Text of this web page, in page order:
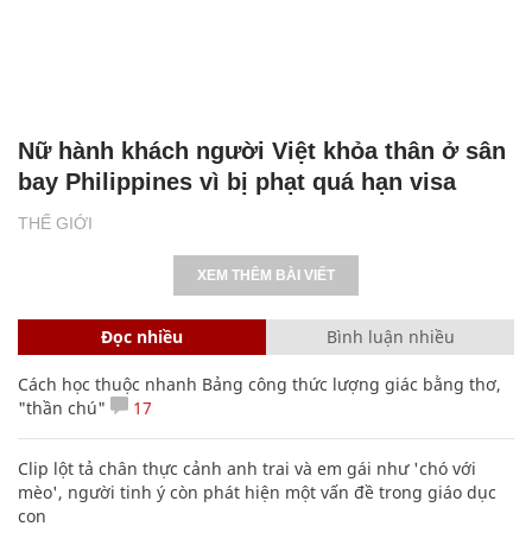
THẾ GIỚI
Nữ hành khách người Việt khỏa thân ở sân
bay Philippines vì bị phạt quá hạn visa
XEM THÊM BÀI VIẾT
Đọc nhiều Bình luận nhiều
Cách học thuộc nhanh Bảng công thức lượng giác bằng thơ,
"thần chú"
17
Clip lột tả chân thực cảnh anh trai và em gái như 'chó với
mèo', người tinh ý còn phát hiện một vấn đề trong giáo dục
con